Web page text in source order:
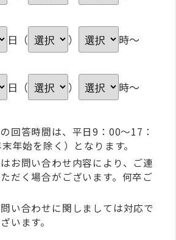
日（ ）
時～
日（ ） 時～
回答時間は、平日9：00～17：
年始を除く）となります。
お問い合わせ内容により、ご連
だく場合がございます。何卒ご
い合わせに関しましては対応で
います。